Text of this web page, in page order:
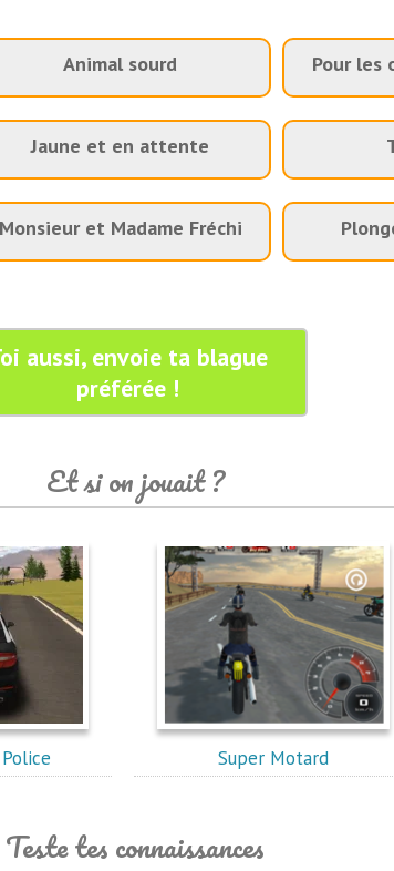
Animal sourd Pour les
Jaune et en attente
Monsieur et Madame Fréchi
aussi, envoie ta blague
préférée !
Et si on jouait ?
Super Motard
Teste tes connaissances